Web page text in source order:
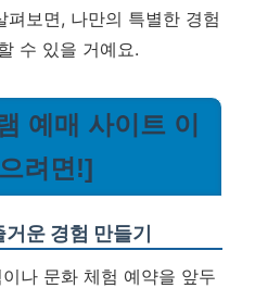
펴보면, 나만의 특별한 경험
수 있을 거예요.
예매 사이트 이
려면!]
운 경험 만들기
나 문화 체험 예약을 앞두